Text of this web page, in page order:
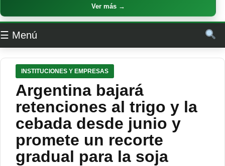
Ver más →
☰ Menú
INSTITUCIONES Y EMPRESAS
Argentina bajará
retenciones al trigo y la
cebada desde junio y
promete un recorte
gradual para la soja